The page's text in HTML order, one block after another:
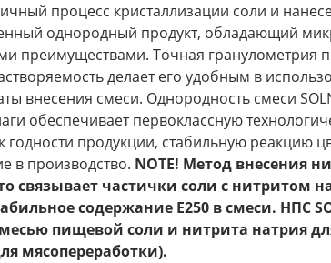
процесс кристаллизации соли и
однородный продукт, обладающий
преимуществами. Точная гранулометрия
делает его удобным в
внесения смеси. Однородность смеси
обеспечивает первоклассную
годности продукции, стабильную реакцию
в производство. NOTE! Метод внесения
связывает частички соли с нитритом
содержание Е250 в смеси. НПС
пищевой соли и нитрита натрия
мясопереработки).